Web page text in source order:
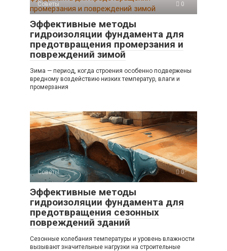
Советы 0
Эффективные методы
гидроизоляции фундамента для
предотвращения промерзания и
повреждений зимой
Зима — период, когда строения особенно подвержены
вредному воздействию низких температур, влаги и
промерзания
Советы 0
Эффективные методы
гидроизоляции фундамента для
предотвращения сезонных
повреждений зданий
Сезонные колебания температуры и уровень влажности
вызывают значительные нагрузки на строительные